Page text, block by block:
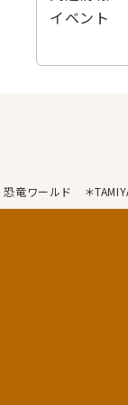
イベント
竜ワールド ＊